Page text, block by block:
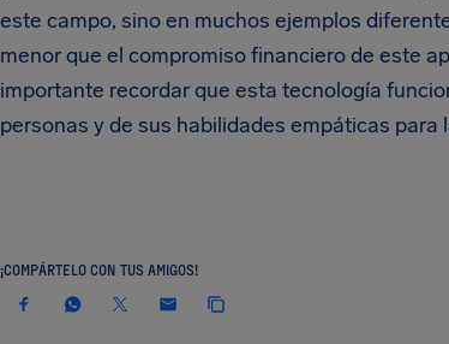
este campo, sino en muchos ejemplos
menor que el compromiso financiero de este
importante recordar que esta tecnología
personas y de sus habilidades empáticas para
¡COMPÁRTELO CON TUS AMIGOS!